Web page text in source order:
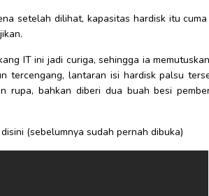
setelah dilihat, kapasitas hardisk itu
IT ini jadi curiga, sehingga ia
tercengang, lantaran isi hardisk palsu
rupa, bahkan diberi dua buah besi
(sebelumnya sudah pernah dibuka)